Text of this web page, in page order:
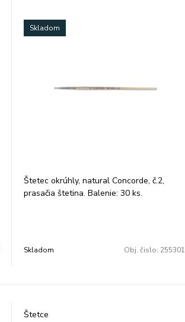
Skladom
Štetec okrúhly, natural Concorde, č.2,
prasačia štetina. Balenie: 30 ks.
Skladom Obj. čislo: 255301
Štetce